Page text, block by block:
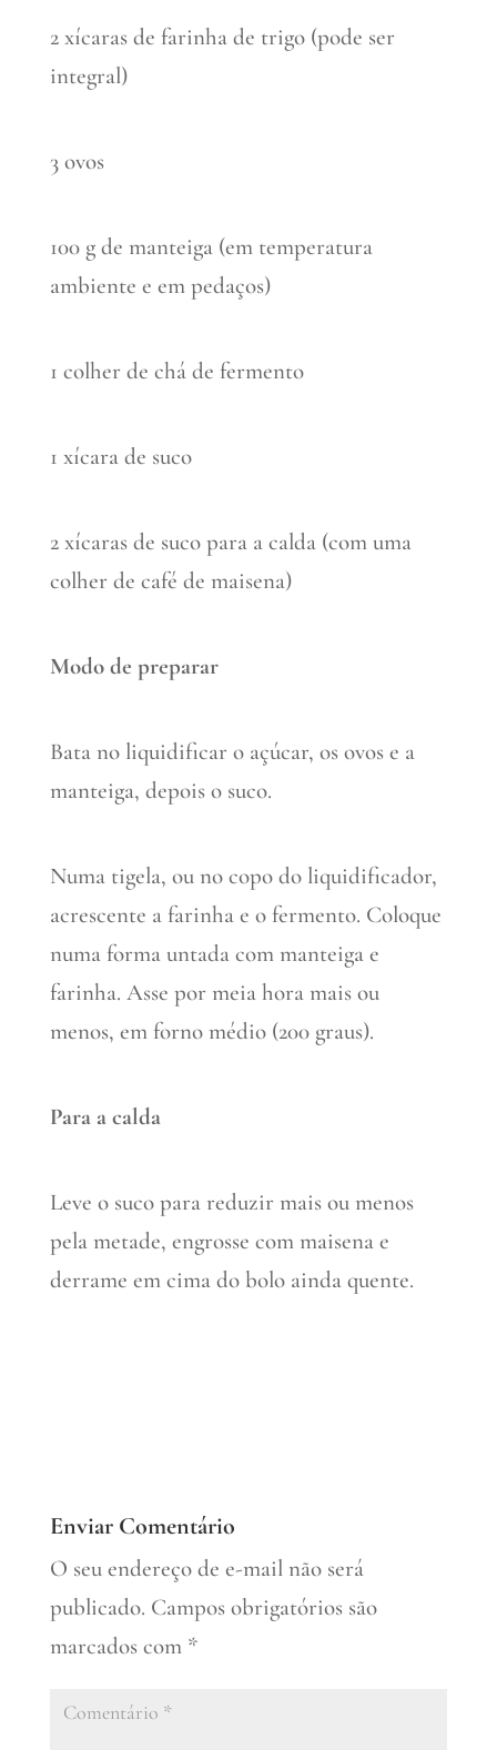
2 xícaras de farinha de trigo (pode ser
integral)
3 ovos
100 g de manteiga (em temperatura
ambiente e em pedaços)
1 colher de chá de fermento
1 xícara de suco
2 xícaras de suco para a calda (com uma
colher de café de maisena)
Modo de preparar
Bata no liquidificar o açúcar, os ovos e a
manteiga, depois o suco.
Numa tigela, ou no copo do liquidificador,
acrescente a farinha e o fermento. Coloque
numa forma untada com manteiga e
farinha. Asse por meia hora mais ou
menos, em forno médio (200 graus).
Para a calda
Leve o suco para reduzir mais ou menos
pela metade, engrosse com maisena e
derrame em cima do bolo ainda quente.
Enviar Comentário
O seu endereço de e-mail não será
publicado. Campos obrigatórios são
marcados com *